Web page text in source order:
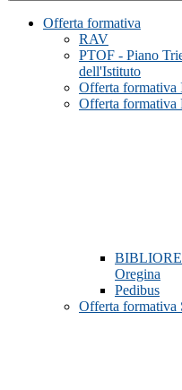
Offerta formativa
RAV
PTOF - Piano
dell'Istituto
Offerta formativa
Offerta formativa
Oregina
Pedibus
Offerta formativa